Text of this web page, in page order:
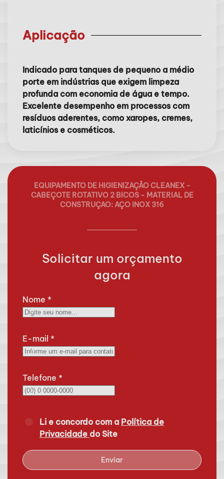
Aplicação
Indicado para tanques de pequeno a médio
porte em indústrias que exigem limpeza
profunda com economia de água e tempo.
Excelente desempenho em processos com
resíduos aderentes, como xaropes, cremes,
laticínios e cosméticos.
EQUIPAMENTO DE HIGIENIZAÇÃO CLEANEX -
CABEÇOTE ROTATIVO 2 BICOS - MATERIAL DE
CONSTRUÇAO: AÇO INOX 316
Solicitar um orçamento
agora
Nome *
E-mail *
Telefone *
Li e concordo com a Política de
Privacidade do Site
Enviar